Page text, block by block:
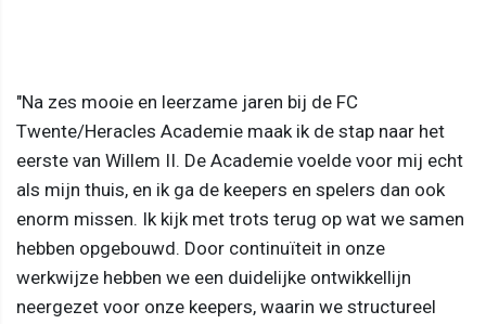
"Na zes mooie en leerzame jaren bij de FC
Twente/Heracles Academie maak ik de stap naar het
eerste van Willem II. De Academie voelde voor mij echt
als mijn thuis, en ik ga de keepers en spelers dan ook
enorm missen. Ik kijk met trots terug op wat we samen
hebben opgebouwd. Door continuïteit in onze
werkwijze hebben we een duidelijke ontwikkellijn
neergezet voor onze keepers, waarin we structureel